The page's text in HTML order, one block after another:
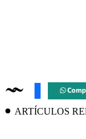
ARTÍCULOS